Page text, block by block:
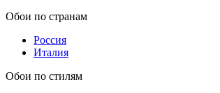
Обои по странам
Россия
Италия
Обои по стилям